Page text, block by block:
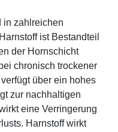
in zahlreichen
ist Bestandteil
der Hornschicht
chronisch trockener
über ein hohes
zur nachhaltigen
eine Verringerung
Harnstoff wirkt